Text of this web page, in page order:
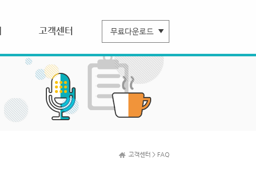
고객센터
고객센터 > FAQ